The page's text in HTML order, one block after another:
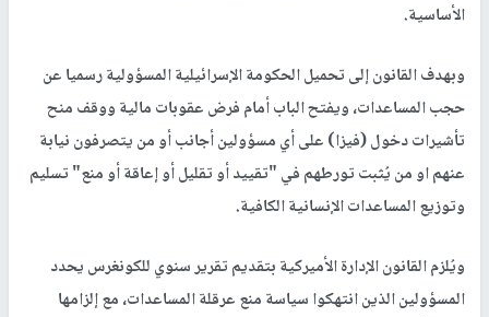
الأساسية.
وبهدف القانون إلى تحميل الحكومة الإسرائيلية المسؤولية رسميا عن
حجب المساعدات، ويفتح الباب أمام فرض عقوبات مالية ووقف منح
تأشيرات دخول (فيزا) على أي مسؤولين أجانب أو من يتصرفون نيابة
عنهم او من يُثبت تورطهم في "تقييد أو تقليل أو إعاقة أو منع" تسليم
وتوزيع المساعدات الإنسانية الكافية.
ويُلزم القانون الإدارة الأميركية بتقديم تقرير سنوي للكونغرس يحدد
المسؤولين الذين انتهكوا سياسة منع عرقلة المساعدات، مع إلزامها